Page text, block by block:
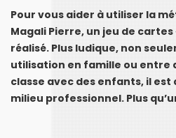
Pour vous aider à utiliser la
Magali Pierre, un jeu de cartes
réalisé. Plus ludique, non
utilisation en famille ou entre
classe avec des enfants, il est
milieu professionnel. Plus